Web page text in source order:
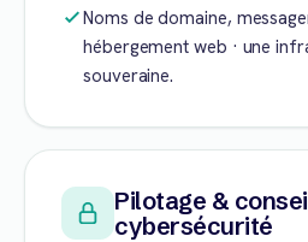
Noms de domaine,
hébergement web · une
souveraine.
Pilotage &
cybersécurité